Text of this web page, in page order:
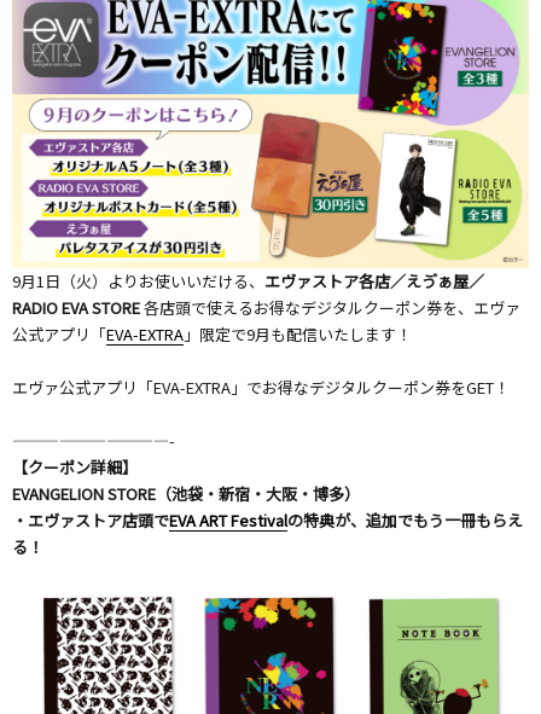
9月1日（火）よりお使いいだける、 エヴァストア各店／えゔぁ屋／
RADIO EVA STORE各店頭で使えるお得なデジタルクーポン券を、エヴァ
公式アプリ「EVA-EXTRA 」限定で9月も配信いたします！
エヴァ公式アプリ「EVA-EXTRA」でお得なデジタルクーポン券をGET！
——————————-
【クーポン詳細】
EVANGELION STORE（池袋・新宿・大阪・博多）
・エヴァストア店頭でEVA ART Festivalの特典が、追加でもう一冊もらえ
る！